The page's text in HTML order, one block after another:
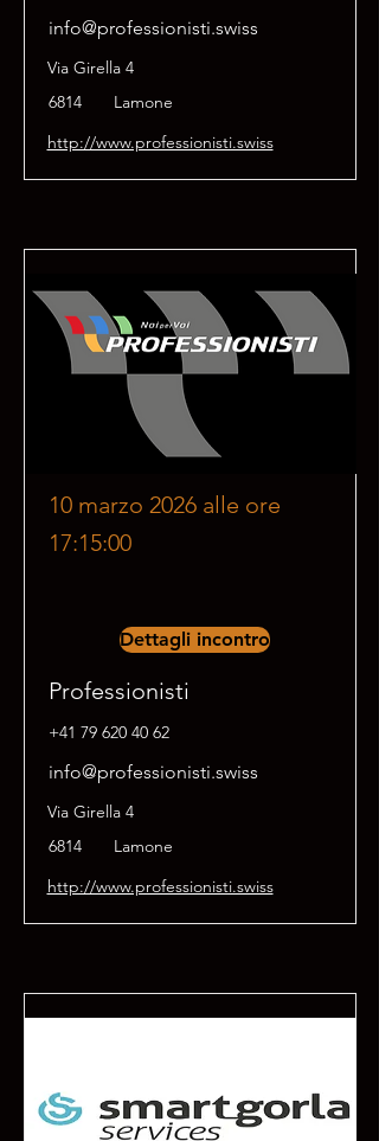
info@professionisti.swiss
Via Girella 4
6814
Lamone
http://www.professionisti.swiss
10 marzo 2026 alle ore
17:15:00
Dettagli incontro
Professionisti
+41 79 620 40 62
info@professionisti.swiss
Via Girella 4
6814
Lamone
http://www.professionisti.swiss